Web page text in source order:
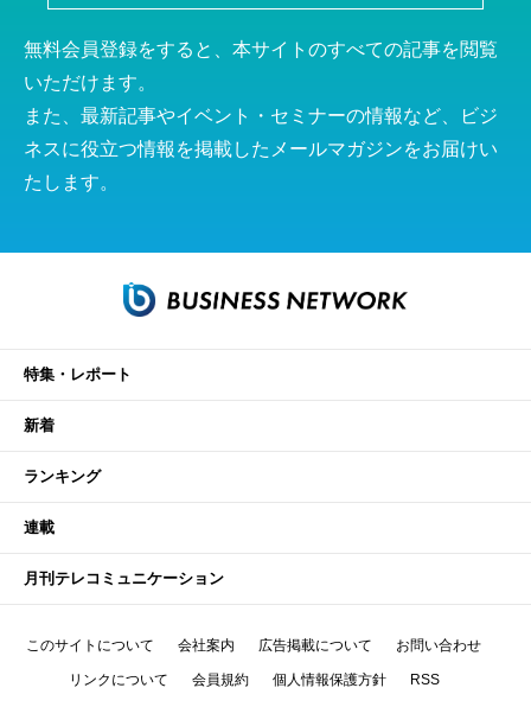
無料会員登録をすると、本サイトのすべての記事を閲覧
いただけます。
また、最新記事やイベント・セミナーの情報など、ビジ
ネスに役立つ情報を掲載したメールマガジンをお届けい
たします。
特集・レポート
新着
ランキング
連載
月刊テレコミュニケーション
このサイトについて 会社案内 広告掲載について お問い合わせ
リンクについて 会員規約 個人情報保護方針 RSS